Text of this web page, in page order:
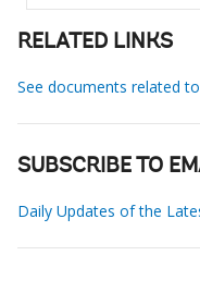
RELATED LINKS
See documents related
SUBSCRIBE TO
Daily Updates of the